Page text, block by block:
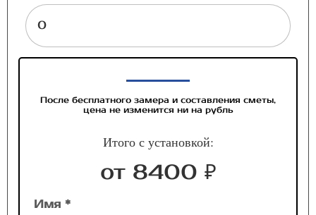
После бесплатного замера и составления сметы,
цена не изменится ни на рубль
Итого с установкой:
от 8400 ₽
Имя *